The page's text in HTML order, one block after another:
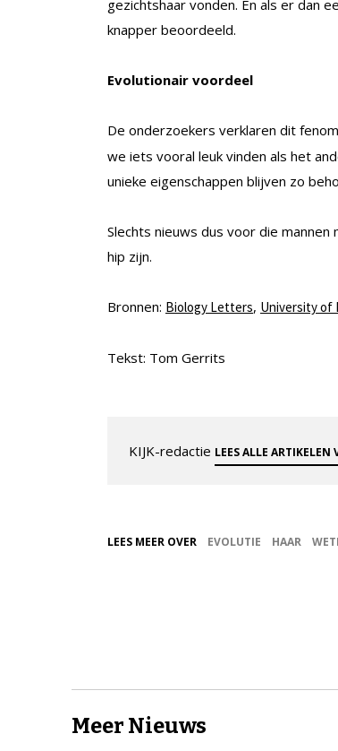
gezichtshaar vonden. En als er dan
knapper beoordeeld.
Evolutionair voordeel
De onderzoekers verklaren dit
we iets vooral leuk vinden als het
unieke eigenschappen blijven zo
Slechts nieuws dus voor die
hip zijn.
Bronnen: Biology Letters, University of
Tekst: Tom Gerrits
KIJK-redactie LEES ALLE ARTIKELEN
LEES MEER OVER EVOLUTIE HAAR
Meer Nieuws